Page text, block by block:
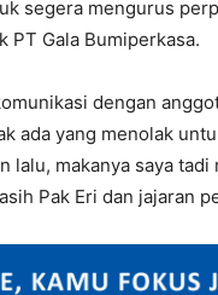
segera mengurus
PT Gala Bumiperkasa.
dengan
ada yang menolak
makanya saya
Pak Eri dan jajaran